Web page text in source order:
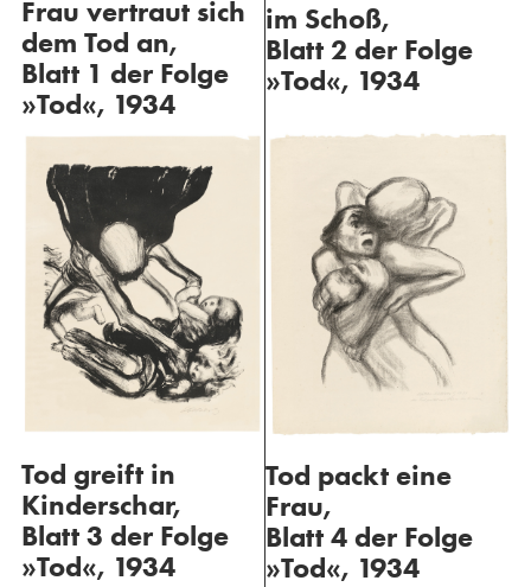
Frau vertraut sich
dem Tod an,
Blatt 1 der Folge
»Tod«, 1934
im Schoß,
Blatt 2 der Folge
»Tod«, 1934
Tod greift in
Kinderschar,
Blatt 3 der Folge
»Tod«, 1934
Tod packt eine
Frau,
Blatt 4 der Folge
»Tod«, 1934